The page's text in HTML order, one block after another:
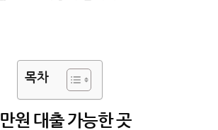
목차
원 대출 가능한 곳